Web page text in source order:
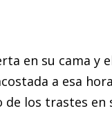
en su cama y
a esa
los trastes